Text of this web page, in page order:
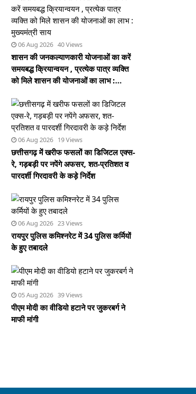
06 Aug 2026 40 Views
शासन की जनकल्याणकारी योजनाओं का करें
समयबद्ध क्रियान्वयन , प्रत्येक पात्र व्यक्ति
को मिले शासन की योजनाओं का लाभ :
06 Aug 2026 19 Views
छत्तीसगढ़ में खरीफ फसलों का डिजिटल एक्स-
रे, गड़बड़ी पर नपेंगे अफसर, शत-प्रतिशत व
पारदर्शी गिरदावरी के कड़े निर्देश
06 Aug 2026 23 Views
रायपुर पुलिस कमिश्नरेट में 34 पुलिस कर्मियों
के हुए तबादले
05 Aug 2026 39 Views
पीएम मोदी का वीडियो हटाने पर जुकरबर्ग ने
माफी मांगी